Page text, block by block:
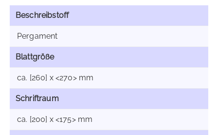
Beschreibstoff
Pergament
Blattgröße
ca. [260] x <270> mm
Schriftraum
ca. [200] x <175> mm